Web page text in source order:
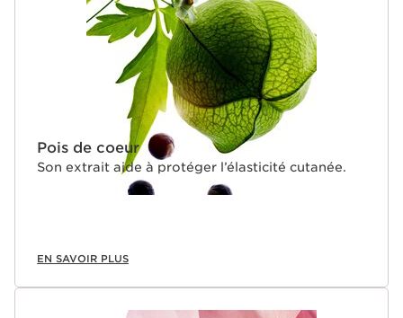
Pois de coeur
Son extrait aide à protéger l’élasticité cutanée.
EN SAVOIR PLUS